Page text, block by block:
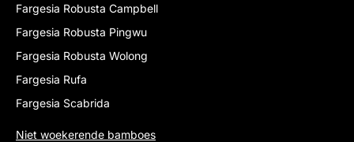
Fargesia Robusta Campbell
Fargesia Robusta Pingwu
Fargesia Robusta Wolong
Fargesia Rufa
Fargesia Scabrida
Niet woekerende bamboes